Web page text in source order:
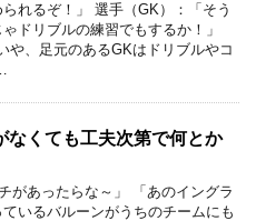
れるぞ！」 選手（GK）：「そう
ドリブルの練習でもするか！」
や、足元のあるGKはドリブルやコ
なくても工夫次第で何とか
があったらな～」 「あのイングラ
いるバルーンがうちのチームにも